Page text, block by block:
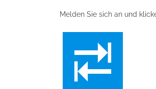
Melden Sie sich an und